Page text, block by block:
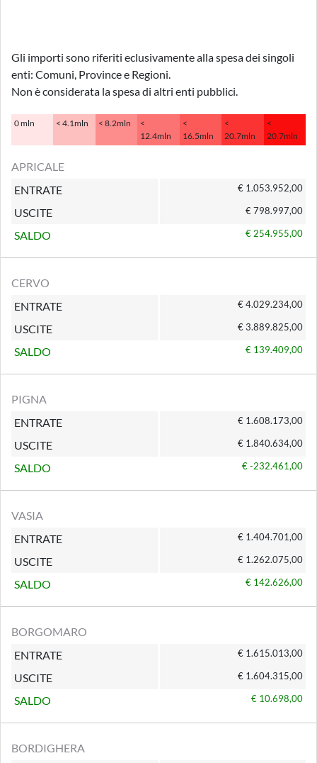
Gli importi sono riferiti eclusivamente alla spesa dei singoli
enti: Comuni, Province e Regioni.
Non è considerata la spesa di altri enti pubblici.
0 mln < 4.1mln < 8.2mln
<
12.4mln
<
16.5mln
<
20.7mln
<
20.7mln
APRICALE
ENTRATE
€ 1.053.952,00
USCITE € 798.997,00
SALDO € 254.955,00
CERVO
ENTRATE
€ 4.029.234,00
USCITE € 3.889.825,00
SALDO € 139.409,00
PIGNA
ENTRATE
€ 1.608.173,00
USCITE € 1.840.634,00
SALDO € -232.461,00
VASIA
ENTRATE
€ 1.404.701,00
USCITE € 1.262.075,00
SALDO € 142.626,00
BORGOMARO
ENTRATE
€ 1.615.013,00
USCITE € 1.604.315,00
SALDO € 10.698,00
BORDIGHERA